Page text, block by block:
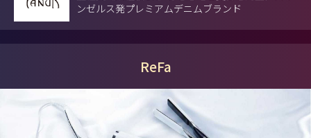
ンゼルス発プレミアムデニムブランド
ReFa